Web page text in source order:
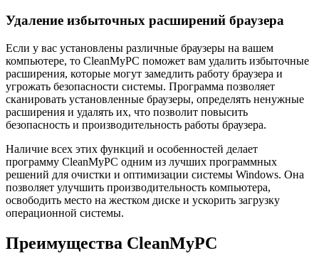
Удаление избыточных расширений браузера
Если у вас установлены различные браузеры на вашем
компьютере, то CleanMyPC поможет вам удалить избыточные
расширения, которые могут замедлить работу браузера и
угрожать безопасности системы. Программа позволяет
сканировать установленные браузеры, определять ненужные
расширения и удалять их, что позволит повысить
безопасность и производительность работы браузера.
Наличие всех этих функций и особенностей делает
программу CleanMyPC одним из лучших программных
решений для очистки и оптимизации системы Windows. Она
позволяет улучшить производительность компьютера,
освободить место на жестком диске и ускорить загрузку
операционной системы.
Преимущества CleanMyPC